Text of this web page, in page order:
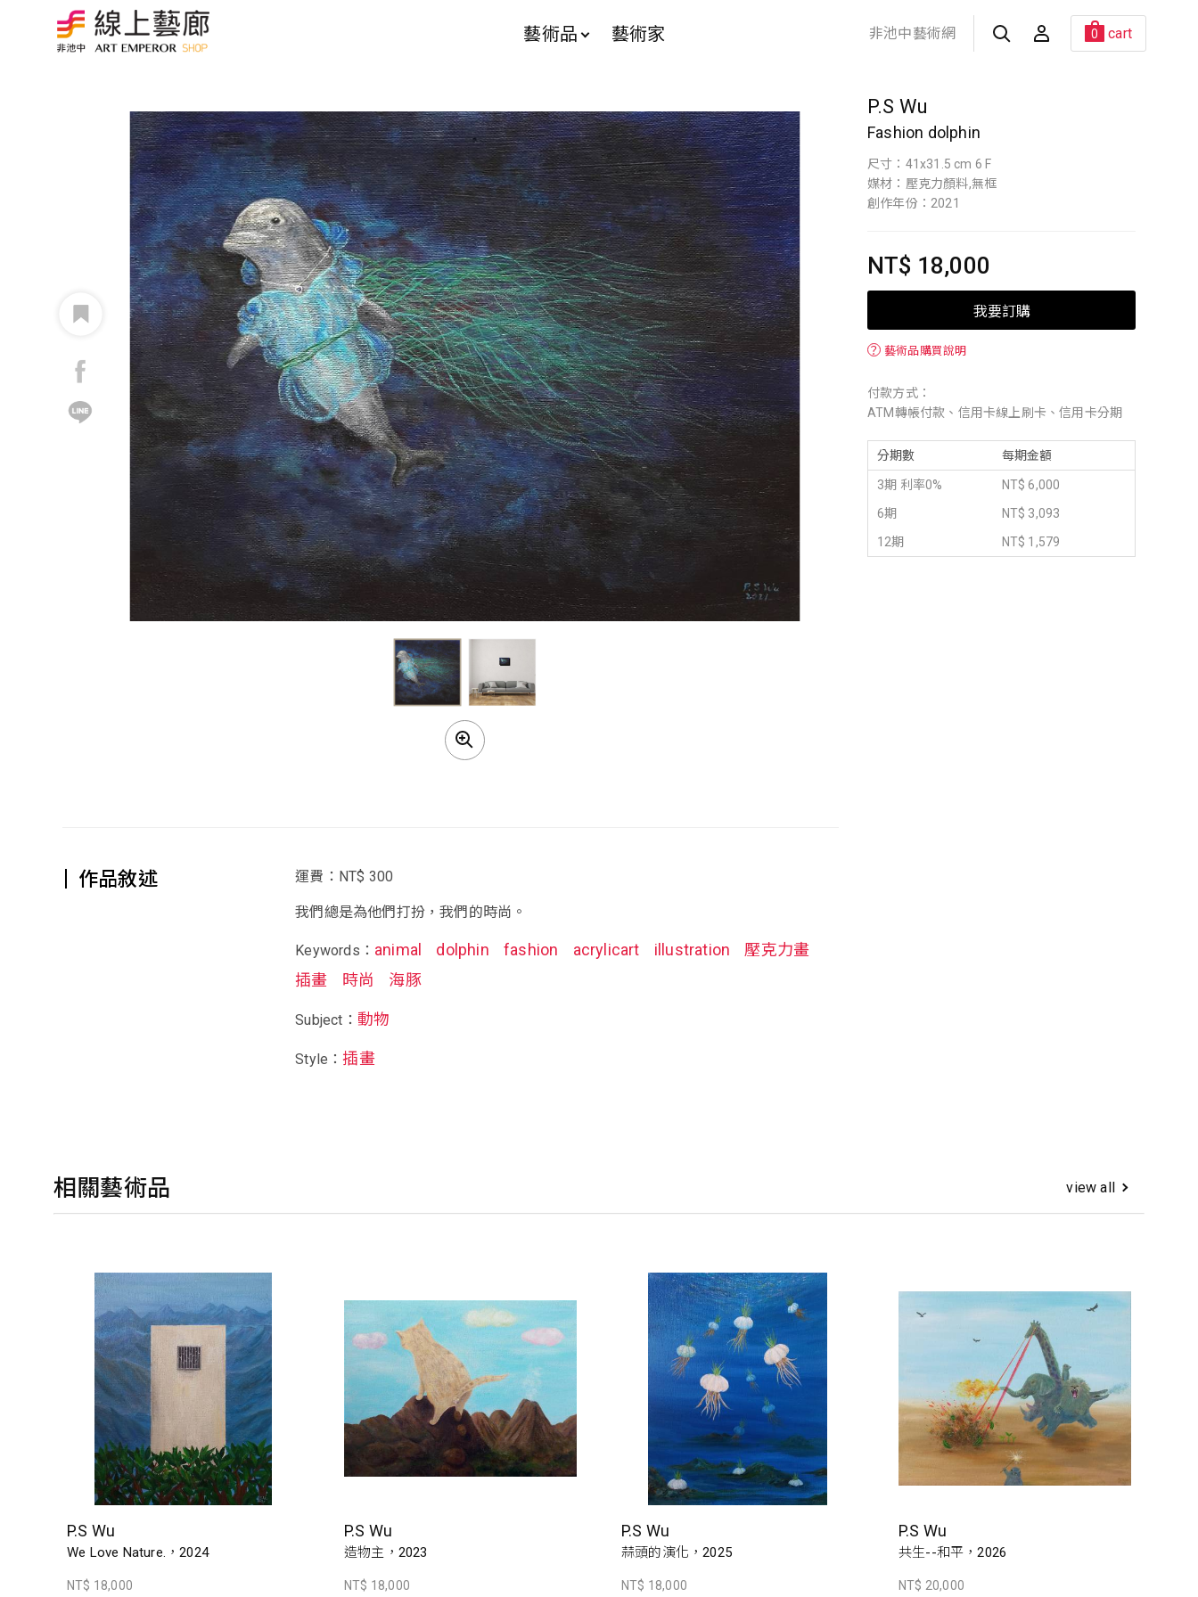
藝術品 藝術家 非池中藝術網 0 cart
P.S Wu
Fashion dolphin
尺寸：41x31.5 cm 6 F
媒材：壓克力顏料,無框
創作年份：2021
NT$ 18,000
我要訂購
？ 藝術品購買說明
付款方式：
ATM轉帳付款、信用卡線上刷卡、信用卡分期
分期數 每期金額
3期 利率0%
NT$ 6,000
6期
NT$ 3,093
12期
NT$ 1,579
作品敘述 運費：NT$ 300
我們總是為他們打扮，我們的時尚。
Keywords： animal dolphin fashion acrylicart illustration
壓克力畫
插畫
時尚 海豚
Subject： 動物
Style：插畫
相關藝術品 view all
P.S Wu
We Love Nature.，2024
NT$ 18,000
P.S Wu
造物主，2023
NT$ 18,000
P.S Wu
蒜頭的演化，2025
NT$ 18,000
P.S Wu
共生--和平，2026
NT$ 20,000